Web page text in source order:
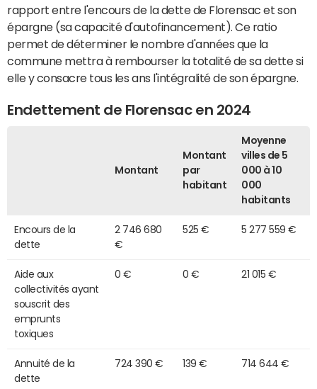
rapport entre l'encours de la dette de Florensac et son
épargne (sa capacité d'autofinancement). Ce ratio
permet de déterminer le nombre d'années que la
commune mettra à rembourser la totalité de sa dette si
elle y consacre tous les ans l'intégralité de son épargne.
Endettement de Florensac en 2024
Montant
Montant
par
habitant
Moyenne
villes de 5
000 à 10
000
habitants
Encours de la
dette
2 746 680
€
525 € 5 277 559 €
Aide aux
collectivités ayant
souscrit des
emprunts
toxiques
0 € 0 € 21 015 €
Annuité de la
dette
724 390 € 139 € 714 644 €